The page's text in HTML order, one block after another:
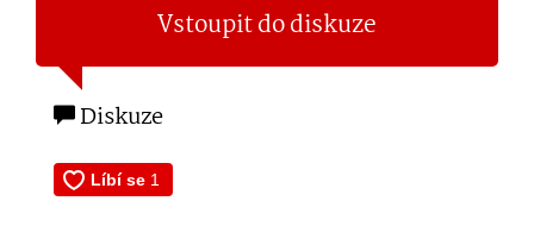
Vstoupit do diskuze
Diskuze